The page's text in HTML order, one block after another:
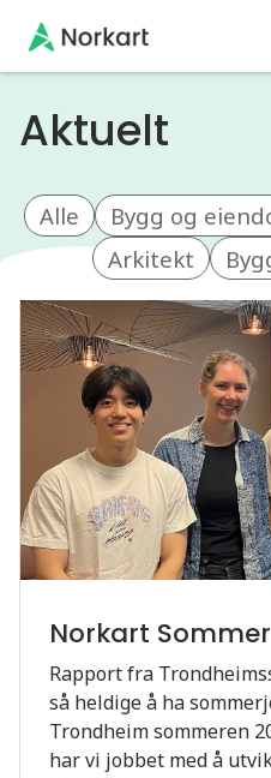
Aktuelt
Alle Bygg og
Arkitekt
Norkart
Rapport fra
så heldige å ha
Trondheim sommeren
har vi jobbet med å